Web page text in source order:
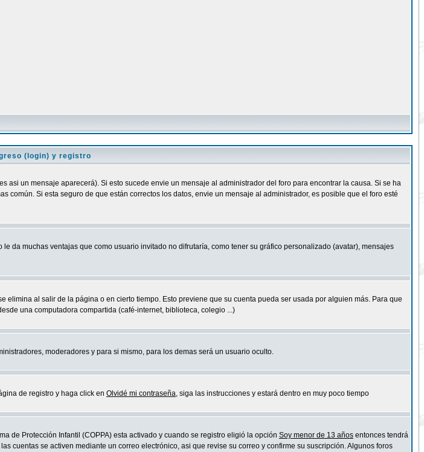
(login) y registro
un mensaje aparecerá). Si esto sucede envie un mensaje al administrador del foro para encontrar la causa. Si se ha
Si esta seguro de que están correctos los datos, envie un mensaje al administrador, es posible que el foro esté
da muchas ventajas que como usuario invitado no difrutaría, como tener su gráfico personalizado (avatar), mensajes
elimina al salir de la página o en cierto tiempo. Esto previene que su cuenta pueda ser usada por alguien más. Para que
una computadora compartida (café-internet, biblioteca, colegio ...)
moderadores y para si mismo, para los demas será un usuario oculto.
de registro y haga click en Olvidé mi contraseña, siga las instrucciones y estará dentro en muy poco tiempo
de Protección Infantil (COPPA) esta activado y cuando se registro eligió la opción Soy menor de 13 años entonces tendrá
cuentas se activen mediante un correo electrónico, asi que revise su correo y confirme su suscripción. Algunos foros